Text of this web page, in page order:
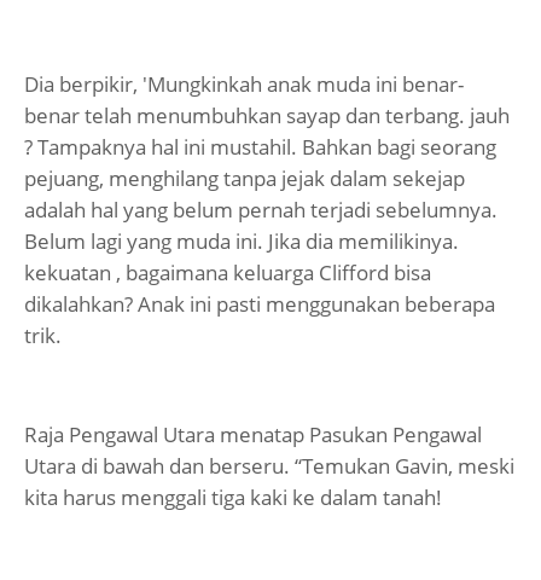
Dia berpikir, 'Mungkinkah anak muda ini benar-
benar telah menumbuhkan sayap dan terbang. jauh
? Tampaknya hal ini mustahil. Bahkan bagi seorang
pejuang, menghilang tanpa jejak dalam sekejap
adalah hal yang belum pernah terjadi sebelumnya.
Belum lagi yang muda ini. Jika dia memilikinya.
kekuatan , bagaimana keluarga Clifford bisa
dikalahkan? Anak ini pasti menggunakan beberapa
trik.
Raja Pengawal Utara menatap Pasukan Pengawal
Utara di bawah dan berseru. “Temukan Gavin, meski
kita harus menggali tiga kaki ke dalam tanah!